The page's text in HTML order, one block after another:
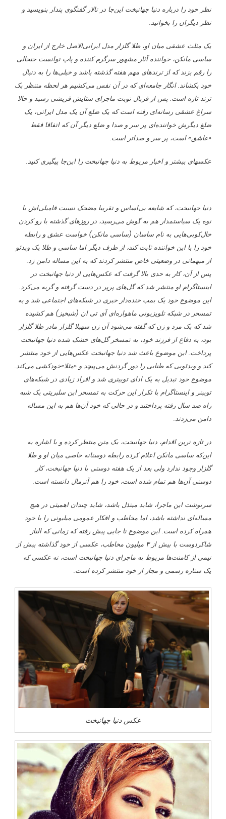
نظر خود را درباره دنیا جهانبخت این‌جا در تالار گفتگوی پندار بنویسید و
نظر دیگران را بخوانید.
یک مثلث عشقی میان او، طلا گلزار مدل ایرانی‌الاصل خارج از ایران و
ساسی مانکن، خواننده آثار مشهور سرگرم کننده و پاپ توانست جنجالی
را رقم بزند که از ترندهای مهم هفته گذشته باشد و خیلی‌ها را به دنبال
خود بکشاند. انگار جامعه‌ای که در آن نفس می‌کشیم هر لحظه منتظر یک
ترند تازه است. پس از فریال نوبت ماجرای ستایش قریشی رسید و حالا
سراغ عشقی رسانه‌ای رفته است که یک ضلع آن یک مدل ایرانی، یک
ضلغ دیگرش خواننده‌ای پر سر و صدا و ضلع دیگر آن که اتفاقا فقط
«عاشق» است، پر سر و صداتر است.
عکسهای بیشتر و اخبار مربوط به دنیا جهانبخت را این‌جا پیگیری کنید.
دنیا جهانبخت، که شایعه بی‌اساس و تقریبا مضحک نسبت فامیلی‌اش با
نوه یک سیاستمدار هم به گوش می‌رسید، در روزهای گذشته با رو کردن
خال‌کوبی‌هایی به نام ساسان (ساسی مانکن) خواست عشق و رابطه
خود را با این خواننده ثابت کند، از طرف دیگر اما ساسی و طلا یک ویدئو
از میهمانی در وضعیتی خاص منتشر کردند که به این مساله دامن زد.
پس از آن، کار به حدی بالا گرفت که عکس‌هایی از دنیا جهانبخت در
اینستاگرام او منتشر شد که گل‌های پرپر در دست گرفته و گریه می‌کرد.
این موضوع خود یک بمب خنده‌دار خبری در شبکه‌های اجتماعی شد و به
تمسخر در شبکه تلویزیونی ماهواره‌ای آی تی ان (شبخیز) هم کشیده
شد که یک مرد و زن که گفته می‌شود آن زن سهیلا گلزار مادر طلا گلزار
بود، به دفاع از فرزند خود، به تمسخر گل‌های خشک شده دنیا جهانبخت
پرداخت. این موضوع باعث شد دنیا جهانبخت عکس‌هایی از خود منتشر
کند و ویدئویی که طنابی را دور گردنش می‌پیچد و «مثلا»‌خودکشی می‌کند.
موضوع خود تبدیل به یک ادای توییتری شد و افراد زیادی در شبکه‌های
توییتر و اینستاگرام با تکرار این حرکت به تمسخر این سلبریتی یک شبه
راه صد سال رفته پرداختند و در حالی که خود آن‌ها هم به این مساله
دامن می‌زدند.
در تازه ترین اقدام، دنیا جهانبخت، یک متن منتظر کرده و با اشاره به
این‌که ساسی مانکن اعلام کرده رابطه دوستانه خاصی میان او و طلا
گلزار وجود ندارد ولی بعد از یک هفته دوستی با دنیا جهانبخت، کار
دوستی آن‌ها هم تمام شده است، خود را هم آنرمال دانسته است.
سرنوشت این ماجرا، شاید مبتذل باشد، شاید چندان اهمیتی در هیچ
مساله‌ای نداشته باشد، اما مخاطب و افکار عمومی میلیونی را با خود
همراه کرده است. این موضوع تا جایی پیش رفته که زمانی که الناز
شاکردوست با بیش از ۳ میلیون مخاطب، عکسی از خود گذاشته بیش از
نیمی از کامنت‌ها مربوط به ماجرای دنیا جهانبخت است، نه عکسی که
یک ستاره رسمی و مجاز از خود منتشر کرده است.
عکس دنیا جهانبخت